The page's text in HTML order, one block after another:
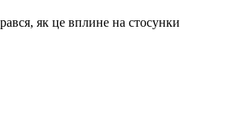
як це вплине на стосунки